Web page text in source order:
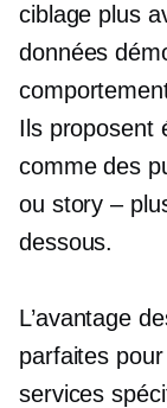
ciblage plus
données
Ils proposent
comme des
ou story –
dessous.
L’avantage
parfaites
services